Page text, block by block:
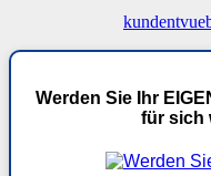
Werden Sie Ihr
für sich